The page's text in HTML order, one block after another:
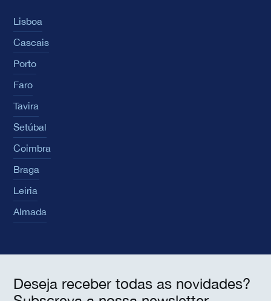
Lisboa
Cascais
Porto
Faro
Tavira
Setúbal
Coimbra
Braga
Leiria
Almada
Deseja receber todas as novidades?